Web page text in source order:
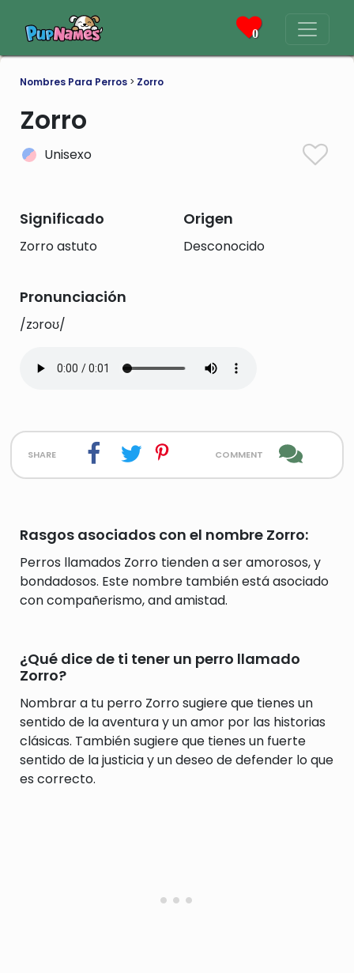
0
Nombres Para Perros > Zorro
Zorro
Unisexo
Significado
Zorro astuto
Origen
Desconocido
Pronunciación
/zɔroʊ/
share comment
Rasgos asociados con el nombre Zorro:
Perros llamados Zorro tienden a ser amorosos, y
bondadosos. Este nombre también está asociado
con compañerismo, and amistad.
¿Qué dice de ti tener un perro llamado
Zorro?
Nombrar a tu perro Zorro sugiere que tienes un
sentido de la aventura y un amor por las historias
clásicas. También sugiere que tienes un fuerte
sentido de la justicia y un deseo de defender lo que
es correcto.